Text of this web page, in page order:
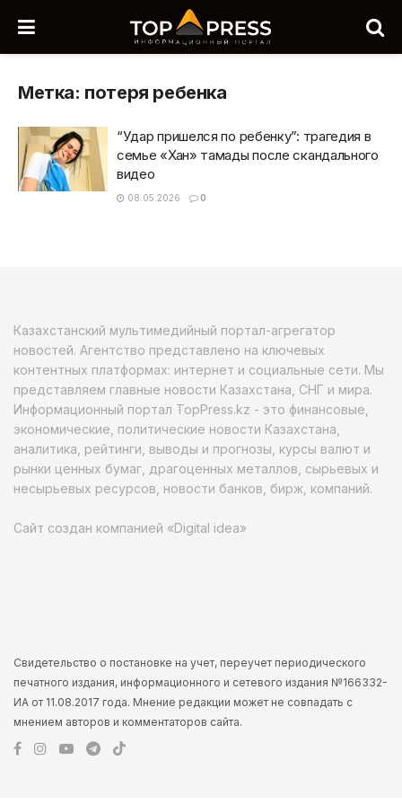
Метка: потеря ребенка
“Удар пришелся по ребенку”: трагедия в
семье «Хан» тамады после скандального
видео
08.05.2026 0
Казахстанский мультимедийный портал-агрегатор
новостей. Агентство представлено на ключевых
контентных платформах: интернет и социальные сети. Мы
представляем главные новости Казахстана, СНГ и мира.
Информационный портал TopPress.kz - это финансовые,
экономические, политические новости Казахстана,
аналитика, рейтинги, выводы и прогнозы, курсы валют и
рынки ценных бумаг, драгоценных металлов, сырьевых и
несырьевых ресурсов, новости банков, бирж, компаний.
Сайт создан компанией «Digital idea»
Свидетельство о постановке на учет, переучет периодического
печатного издания, информационного и сетевого издания №166332-
ИА от 11.08.2017 года. Мнение редакции может не совпадать с
мнением авторов и комментаторов сайта.